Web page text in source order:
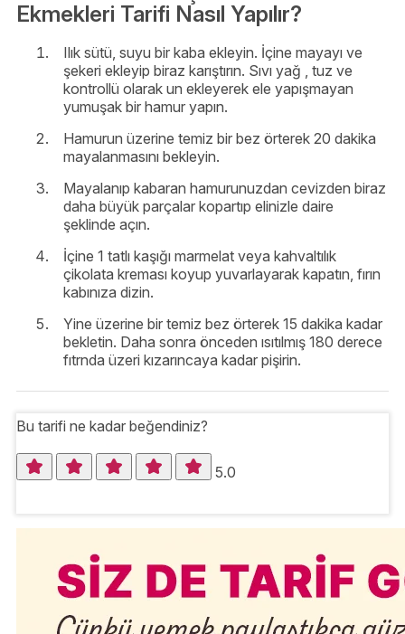
Ekmekleri Tarifi Nasıl Yapılır?
Ilık sütü, suyu bir kaba ekleyin. İçine mayayı ve
şekeri ekleyip biraz karıştırın. Sıvı yağ , tuz ve
kontrollü olarak un ekleyerek ele yapışmayan
yumuşak bir hamur yapın.
Hamurun üzerine temiz bir bez örterek 20 dakika
mayalanmasını bekleyin.
Mayalanıp kabaran hamurunuzdan cevizden biraz
daha büyük parçalar kopartıp elinizle daire
şeklinde açın.
İçine 1 tatlı kaşığı marmelat veya kahvaltılık
çikolata kreması koyup yuvarlayarak kapatın, fırın
kabınıza dizin.
Yine üzerine bir temiz bez örterek 15 dakika kadar
bekletin. Daha sonra önceden ısıtılmış 180 derece
fıtrnda üzeri kızarıncaya kadar pişirin.
Bu tarifi ne kadar beğendiniz?
5.0